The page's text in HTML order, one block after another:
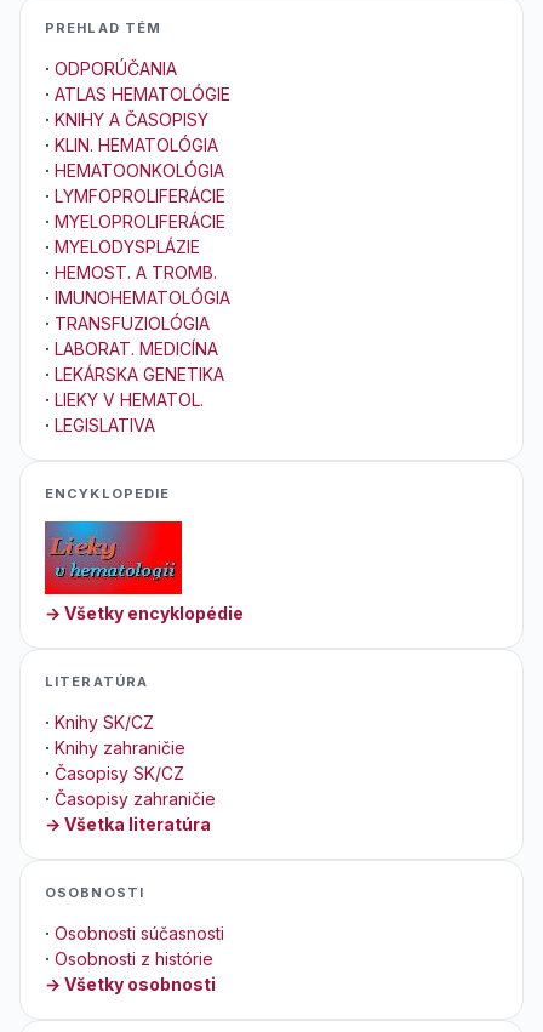
PREHLAD TÉM
· ODPORÚČANIA
· ATLAS HEMATOLÓGIE
· KNIHY A ČASOPISY
· KLIN. HEMATOLÓGIA
· HEMATOONKOLÓGIA
· LYMFOPROLIFERÁCIE
· MYELOPROLIFERÁCIE
· MYELODYSPLÁZIE
· HEMOST. A TROMB.
· IMUNOHEMATOLÓGIA
· TRANSFUZIOLÓGIA
· LABORAT. MEDICÍNA
· LEKÁRSKA GENETIKA
· LIEKY V HEMATOL.
· LEGISLATIVA
ENCYKLOPEDIE
→ Všetky encyklopédie
LITERATÚRA
· Knihy SK/CZ
· Knihy zahraničie
· Časopisy SK/CZ
· Časopisy zahraničie
→ Všetka literatúra
OSOBNOSTI
· Osobnosti súčasnosti
· Osobnosti z histórie
→ Všetky osobnosti